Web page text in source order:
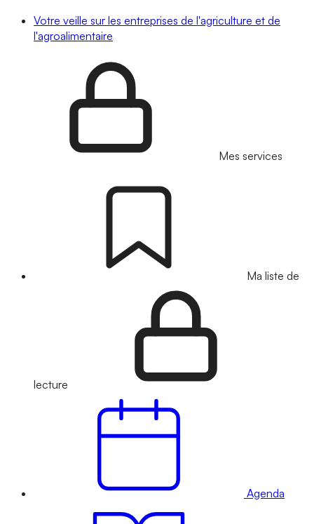
Votre veille sur les entreprises de l'agriculture et de
l'agroalimentaire
Mes services
Ma liste de
lecture
Agenda